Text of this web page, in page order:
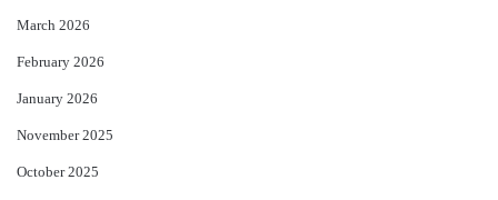
March 2026
February 2026
January 2026
November 2025
October 2025